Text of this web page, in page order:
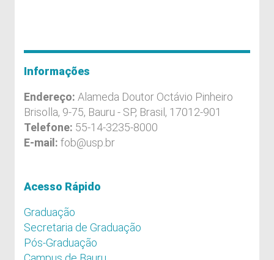
Informações
Endereço: Alameda Doutor Octávio Pinheiro
Brisolla, 9-75, Bauru - SP, Brasil, 17012-901
Telefone: 55-14-3235-8000
E-mail: fob@usp.br
Acesso Rápido
Graduação
Secretaria de Graduação
Pós-Graduação